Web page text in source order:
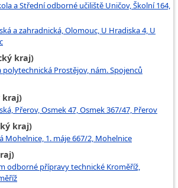
a Střední odborné učiliště Uničov, Školní 164,
a zahradnická, Olomouc, U Hradiska 4, U
kraj)
Prostějov, nám. Spojenců
kraj)
Přerov, Osmek 47, Osmek 367/47, Přerov
kraj)
Mohelnice, 1. máje 667/2, Mohelnice
odborné přípravy technické Kroměříž,